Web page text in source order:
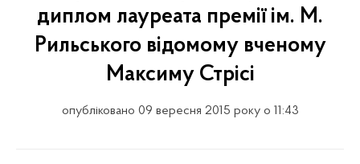
диплом лауреата премії ім. М.
Рильського відомому вченому
Максиму Стрісі
опубліковано 09 вересня 2015 року о 11:43